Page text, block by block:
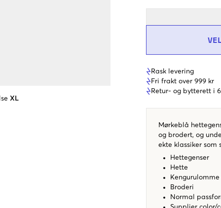
XL
Rask levering
Fri frakt over 999 kr
Retur- og bytterett i
Mørkeblå
og brodert, og
ekte klassiker som
Hettegenser
Hette
Kengurulomme
Broderi
Normal